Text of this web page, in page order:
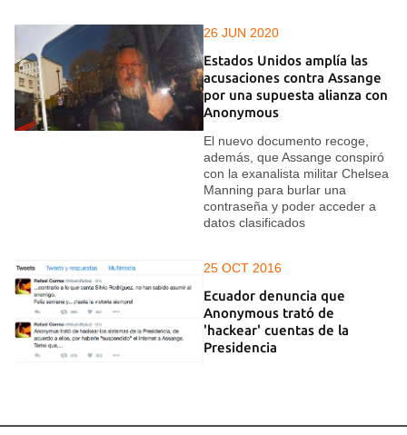
26 JUN 2020
Estados Unidos amplía las
acusaciones contra Assange
por una supuesta alianza con
Anonymous
El nuevo documento recoge,
además, que Assange conspiró
con la exanalista militar Chelsea
Manning para burlar una
contraseña y poder acceder a
datos clasificados
25 OCT 2016
Ecuador denuncia que
Anonymous trató de
'hackear' cuentas de la
Presidencia